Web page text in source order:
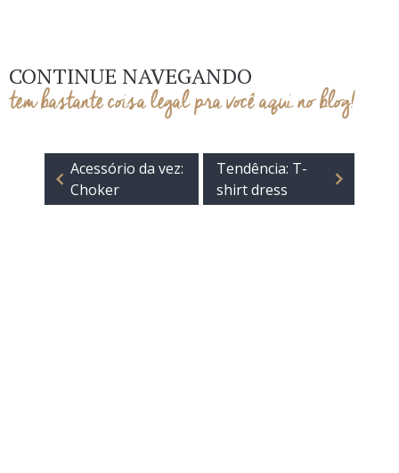
CONTINUE NAVEGANDO
tem bastante coisa legal pra você aqui no blog!
Acessório da vez:
Choker
Tendência: T-
shirt dress